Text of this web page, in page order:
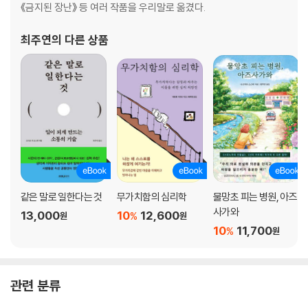
제2장 질투의 사상사
-질투 감정을 파악하는 방식
-쾌락과 고통의 혼합 ─ 플라톤
-질투자의 전략 분석 ─ 이소크라테스
-질투와 미움 ─ 플루타르코스
-질투와 사랑 ─ 토마스 아퀴나스
-질투의 효용 ─ 프랜시스 베이컨
-인간증오의 악덕? 임마누엘 칸트
-교양인의 질투 ─ 버나드 맨더빌
-열위자를 향한 질투 ─ 데이비드 흄
-인간 질투 기원론 ─ 장 자크 루소
-질투의 팀플레이 ─ 쇼펜하우어
-경쟁과 질투 ─ 프리드리히 니체
《금지된 장난》 등 여러 작품을 우리말로 옮겼다.
최주연의 다른 상품
같은 말로 일한다는 것
13,000원
무가치함의 심리학
12,600원
10%
물망초 피는 병원, 아즈
사가와
11,700원
10%
관련 분류